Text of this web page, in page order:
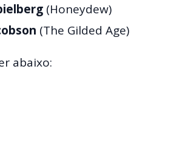
(Honeydew)
(The Gilded Age)
abaixo: